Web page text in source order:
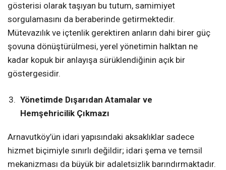
gösterisi olarak taşıyan bu tutum, samimiyet
sorgulamasını da beraberinde getirmektedir.
Mütevazılık ve içtenlik gerektiren anların dahi birer güç
şovuna dönüştürülmesi, yerel yönetimin halktan ne
kadar kopuk bir anlayışa sürüklendiğinin açık bir
göstergesidir.
Yönetimde Dışarıdan Atamalar ve
Hemşehricilik Çıkmazı
Arnavutköy’ün idari yapısındaki aksaklıklar sadece
hizmet biçimiyle sınırlı değildir; idari şema ve temsil
mekanizması da büyük bir adaletsizlik barındırmaktadır.